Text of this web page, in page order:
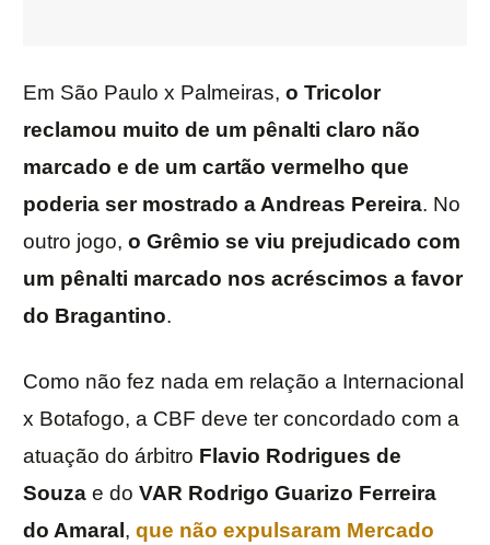
Em São Paulo x Palmeiras, o Tricolor
reclamou muito de um pênalti claro não
marcado e de um cartão vermelho que
poderia ser mostrado a Andreas Pereira. No
outro jogo, o Grêmio se viu prejudicado com
um pênalti marcado nos acréscimos a favor
do Bragantino.
Como não fez nada em relação a Internacional
x Botafogo, a CBF deve ter concordado com a
atuação do árbitro Flavio Rodrigues de
Souza e do VAR Rodrigo Guarizo Ferreira
do Amaral , que não expulsaram Mercado